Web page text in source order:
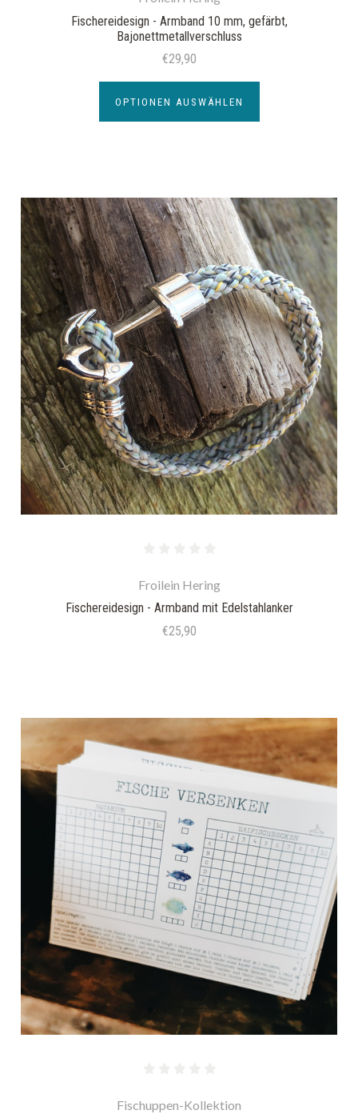
Fischereidesign - Armband 10 mm, gefärbt,
Bajonettmetallverschluss
€29,90
OPTIONEN AUSWÄHLEN
Froilein Hering
Fischereidesign - Armband mit Edelstahlanker
€25,90
Fischuppen-Kollektion